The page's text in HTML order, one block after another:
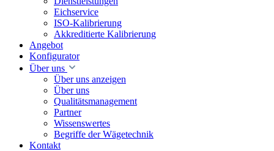
Eichservice
ISO-Kalibrierung
Akkreditierte Kalibrierung
Angebot
Konfigurator
Über uns
Über uns anzeigen
Über uns
Qualitätsmanagement
Partner
Wissenswertes
Begriffe der Wägetechnik
Kontakt